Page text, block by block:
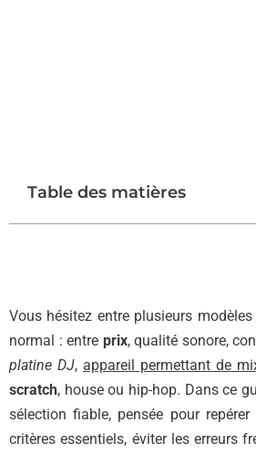
Table des matières
Vous hésitez entre plusieurs
normal : entre prix, qualité sonore,
platine DJ, appareil permettant de
scratch, house ou hip-hop. Dans ce
sélection fiable, pensée pour
critères essentiels, éviter les erreurs